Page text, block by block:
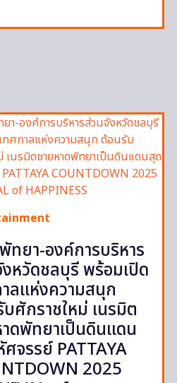
ทยา-องค์การบริหาร
หวัดชลบุรี พร้อมเปิด
ลแห่งความสนุก
ศักราชใหม่ เนรมิต
ดพัทยาเป็นดินแดน
จรรย์ PATTAYA
2025